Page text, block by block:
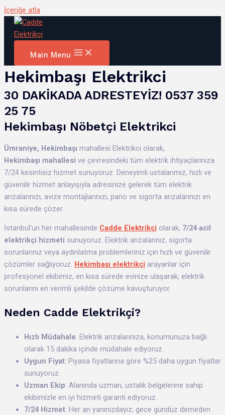
İçeriğe atla
Main Menu
Hekimbaşı Elektrikci
30 DAKİKADA ADRESTEYİZ! 0537 359
25 75
Hekimbaşı Nöbetçi Elektrikci
Ümraniye, Hekimbaşı mahallesi Elektrikci olarak,
Hekimbaşı mahallesi ve çevresindeki tüm elektrik ihtiyaçlarınıza
7/24 kesintisiz hizmet sunuyoruz. Deneyimli ustalarımız, hızlı ve
güvenilir hizmet anlayışıyla adresinize gelerek tüm elektrik
arızalarınızı, avize montajlarınızı, pano ve sigorta arızalarınızı en
kısa sürede çözer.
İstanbul’un her mahallesinde Cadde Elektrikçi olarak, 7/24 acil
elektrikçi hizmeti sunuyoruz. Elektrik arızalarınız, sigorta
sorunlarınız veya aydınlatma problemleriniz için hızlı ve güvenilir
çözümler sağlıyoruz. Hekimbaşı elektrikçi arayanlar için
profesyonel ekibimiz, en kısa sürede evinize ulaşarak, elektrik
sorunlarını en verimli şekilde çözüme kavuşturuyor.
Neden Cadde Elektrikçi?
Hızlı Müdahale: Elektrik arızalarınıza, konumunuza bağlı
olarak 15 dakika içinde müdahale ediyoruz.
Uygun Fiyat: Piyasa fiyatlarına göre %25 daha uygun fiyatlar
sunuyoruz.
Uzman Ekip: Alanında uzman, ustalık belgelerine sahip
ekibimizle en iyi hizmeti garanti ediyoruz.
7/24 Hizmet: Her an yanınızdayız; gece gündüz demeden